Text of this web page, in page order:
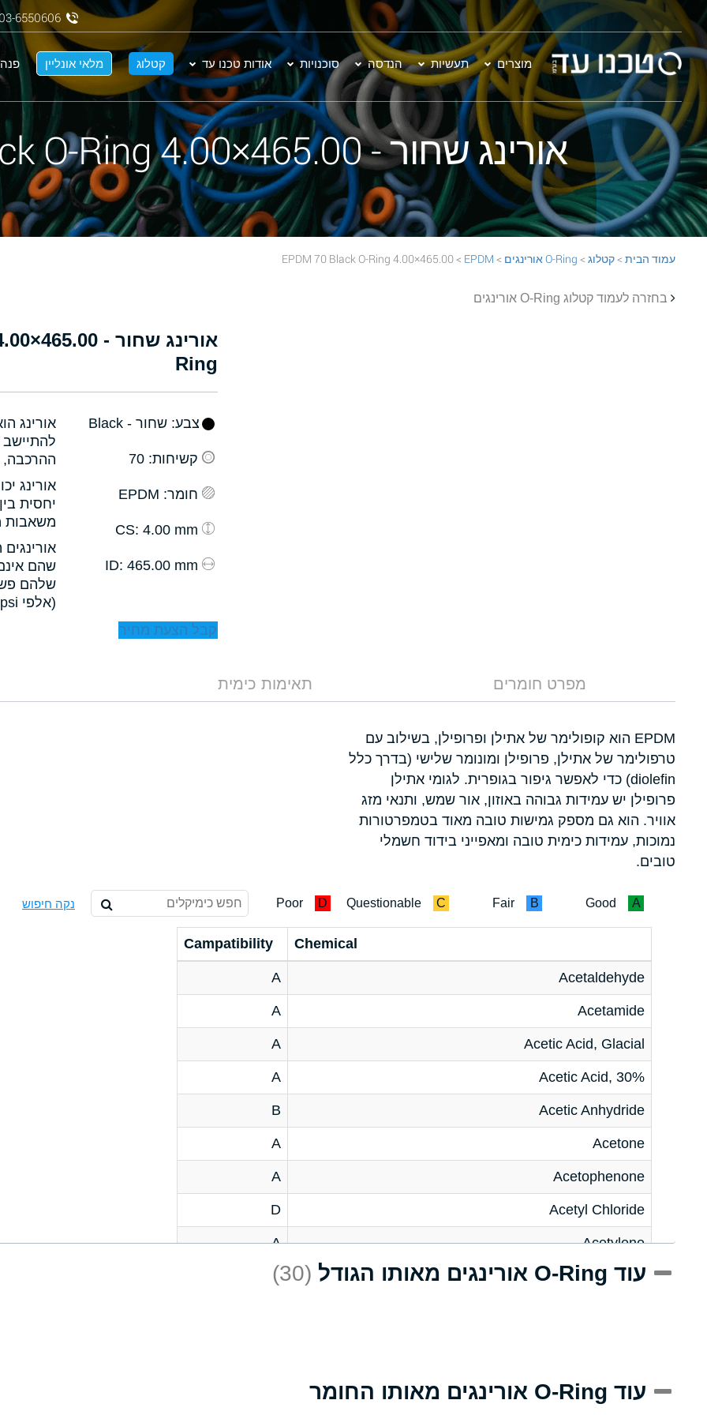
מוצרים תעשיות הנדסה סוכנויות אודות טכנו עד קטלוג מלאי אונליין פנה
03-6550606
אורינג שחור - 465.00×4.00 EPDM 70 Black O-Ring
עמוד הבית >קטלוג > O-Ring אורינגים >
EPDM
> 465.00×4.00 EPDM 70 Black O-Ring
בחזרה לעמוד קטלוג O-Ring אורינגים
Ring
אורינג
להתיישב
ההרכבה,
אורינג
יחסית
משאבות
שהם
שלהם
(אלפי psi).
צבע: שחור - Black
קשיחות: 70
חומר: EPDM
: 4.00 mm
: 465.00 mm
קבל הצעת מחיר
מפרט חומרים תאימות כימית
EPDM הוא קופולימר של אתילן ופרופילן, בשילוב עם
טרפולימר של אתילן, פרופילן ומונומר שלישי (בדרך כלל
diolefin) כדי לאפשר גיפור בגופרית. לגומי אתילן
פרופילן יש עמידות גבוהה באוזון, אור שמש, ותנאי מזג
אוויר. הוא גם מספק גמישות טובה מאוד בטמפרטורות
נמוכות, עמידות כימית טובה ומאפייני בידוד חשמלי
טובים.
A
Good
B
Fair
C
Questionable
D
Poor נקה חיפוש
Chemical
Campatibility
Acetaldehyde
A
Acetamide
A
Acetic Acid, Glacial
A
Acetic Acid, 30%
A
Acetic Anhydride
B
Acetone
A
Acetophenone
A
Acetyl Chloride
D
Acetylene
A
Acrlylonitrile
D
Aluminum Acetate (Aqueous)
עוד O-Ring אורינגים מאותו הגודל (30)
עוד O-Ring אורינגים מאותו החומר